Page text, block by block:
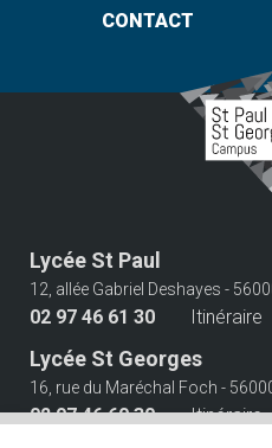
CONTACT
Lycée St Paul
12, allée Gabriel Deshayes -
02 97 46 61 30 Itinéraire
Lycée St Georges
16, rue du Maréchal Foch -
02 97 46 60 30 Itinéraire